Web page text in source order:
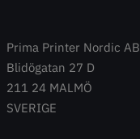
Prima Printer Nordic AB
Blidögatan 27 D
211 24 MALMÖ
SVERIGE